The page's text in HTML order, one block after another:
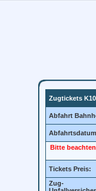
Zugtickets
Abfahrt
Bitte
Tickets Preis:
Zug-